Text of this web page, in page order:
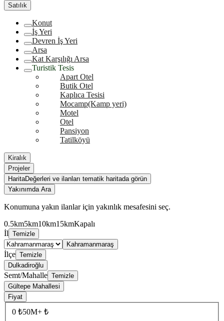
Satılık
Konut
İş Yeri
Devren İş Yeri
Arsa
Kat Karşılığı Arsa
Turistik Tesis
Apart Otel
Butik Otel
Kaplıca Tesisi
Mocamp(Kamp yeri)
Motel
Otel
Pansiyon
Tatilköyü
Kiralık
Projeler
HaritaDeğerleri ve ilanları tematik haritada görün
Yakınımda Ara
Konumuna yakın ilanlar için yakınlık mesafesini seç.
0.5km5km10km15kmKapalı
İl Temizle
Kahramanmaraş
İlçe Temizle
Dulkadiroğlu
Semt/Mahalle Temizle
Gültepe Mahallesi
Fiyat
0 ₺50M+ ₺